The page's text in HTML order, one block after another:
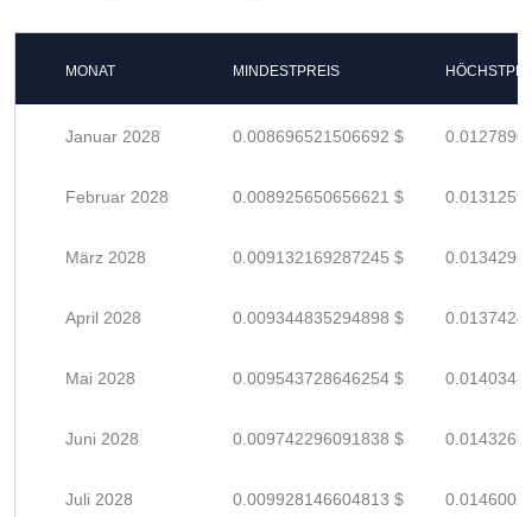
MONAT MINDESTPREIS
Januar 2028 0.008696521506692 $
Februar 2028 0.008925650656621 $
März 2028 0.009132169287245 $
April 2028 0.009344835294898 $
Mai 2028 0.009543728646254 $
Juni 2028 0.009742296091838 $
Juli 2028 0.009928146604813 $